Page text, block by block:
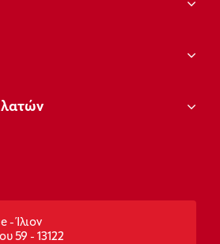
- Ίλιον
59 - 13122